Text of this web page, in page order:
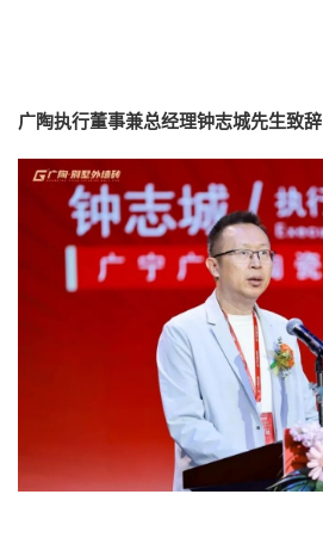
广陶执行董事兼总经理钟志城先生致辞